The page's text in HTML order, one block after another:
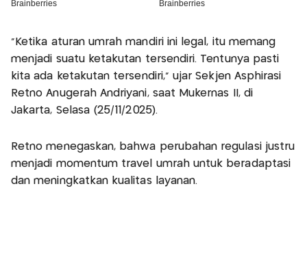
“Ketika aturan umrah mandiri ini legal, itu memang
menjadi suatu ketakutan tersendiri. Tentunya pasti
kita ada ketakutan tersendiri,” ujar Sekjen Asphirasi
Retno Anugerah Andriyani, saat Mukernas II, di
Jakarta, Selasa (25/11/2025).
Retno menegaskan, bahwa perubahan regulasi justru
menjadi momentum travel umrah untuk beradaptasi
dan meningkatkan kualitas layanan.